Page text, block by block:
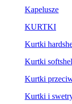
Kapelusze
KURTKI
Kurtki
Kurtki
Kurtki
Kurtki i